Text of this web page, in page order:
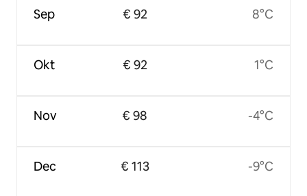
Sep
Okt
Nov
Dec
€ 92
€ 92
€ 98
€ 113
8°C
1°C
-4°C
-9°C